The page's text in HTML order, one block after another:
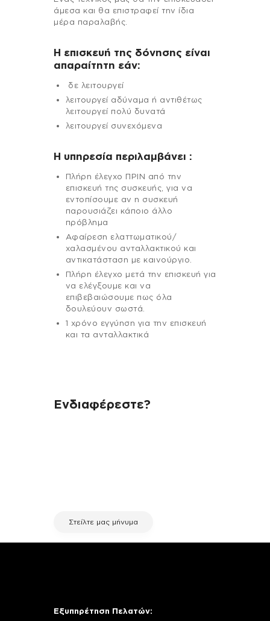
άμεσα και θα επιστραφεί την ίδια
μέρα παραλαβής.
Η επισκευή της δόνησης είναι
απαραίτητη εάν:
δε λειτουργεί
λειτουργεί αδύναμα ή αντιθέτως
λειτουργεί πολύ δυνατά
λειτουργεί συνεχόμενα
H υπηρεσία περιλαμβάνει :
Πλήρη έλεγχο ΠΡΙΝ από την
επισκευή της συσκευής, για να
εντοπίσουμε αν η συσκευή
παρουσιάζει κάποιο άλλο
πρόβλημα
Αφαίρεση ελαττωματικού/
χαλασμένου ανταλλακτικού και
αντικατάσταση με καινούργιο.
Πλήρη έλεγχο μετά την επισκευή για
να ελέγξουμε και να
επιβεβαιώσουμε πως όλα
δουλεύουν σωστά.
1 χρόνο εγγύηση για την επισκευή
και τα ανταλλακτικά
Ενδιαφέρεστε?
Στείλτε μας μήνυμα
Εξυπηρέτηση Πελατών: